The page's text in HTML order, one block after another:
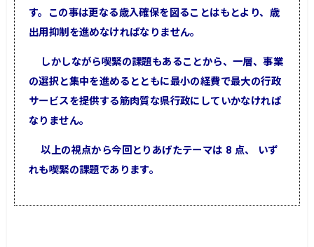
す。この事は更なる歳入確保を図ることはもとより、歳
出用抑制を進めなければなりません。
しかしながら喫緊の課題もあることから、一層、事業
の選択と集中を進めるとともに最小の経費で最大の行政
サービスを提供する筋肉質な県行政にしていかなければ
なりません。
以上の視点から今回とりあげたテーマは 8 点、 いず
れも喫緊の課題であります。